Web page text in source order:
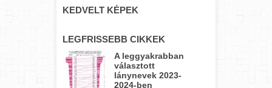
KEDVELT KÉPEK
LEGFRISSEBB CIKKEK
A leggyakrabban
választott
lánynevek 2023-
2024-ben